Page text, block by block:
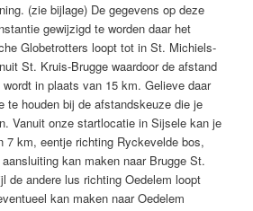
(zie bijlage) De gegevens op deze
gewijzigd te worden daar het
Globetrotters loopt tot in St. Michiels-
St. Kruis-Brugge waardoor de afstand
in plaats van 15 km. Gelieve daar
te houden bij de afstandskeuze die je
Vanuit onze startlocatie in Sijsele kan je
7 km, eentje richting Ryckevelde bos,
kan maken naar Brugge St.
de andere lus richting Oedelem loopt
kan maken naar Oedelem